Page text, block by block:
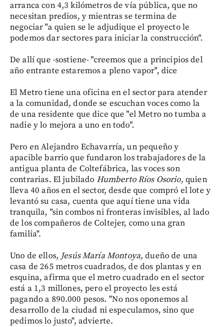
arranca con 4,3 kilómetros de vía pública, que no
necesitan predios, y mientras se termina de
negociar "a quien se le adjudique el proyecto le
podemos dar sectores para iniciar la construcción".
De allí que -sostiene- "creemos que a principios del
año entrante estaremos a pleno vapor", dice
El Metro tiene una oficina en el sector para atender
a la comunidad, donde se escuchan voces como la
de una residente que dice que "el Metro no tumba a
nadie y lo mejora a uno en todo".
Pero en Alejandro Echavarría, un pequeño y
apacible barrio que fundaron los trabajadores de la
antigua planta de Coltefábrica, las voces son
contrarias. El jubilado Humberto Ríos Osorio, quien
lleva 40 años en el sector, desde que compró el lote y
levantó su casa, cuenta que aquí tiene una vida
tranquila, "sin combos ni fronteras invisibles, al lado
de los compañeros de Coltejer, como una gran
familia".
Uno de ellos, Jesús María Montoya,dueño de una
casa de 265 metros cuadrados, de dos plantas y en
esquina, afirma que el metro cuadrado en el sector
está a 1,3 millones, pero el proyecto les está
pagando a 890.000 pesos. "No nos oponemos al
desarrollo de la ciudad ni especulamos, sino que
pedimos lo justo", advierte.